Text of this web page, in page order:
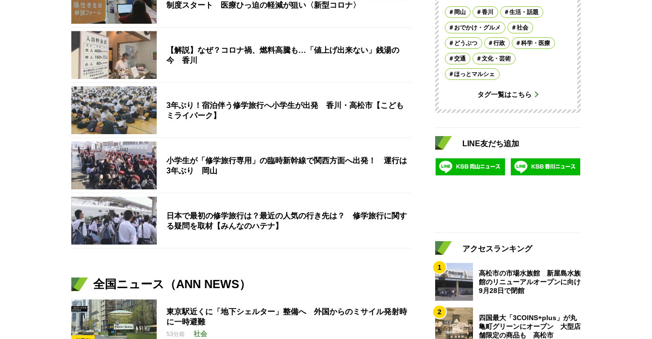
制度スタート 医療ひっ迫の軽減が狙い〈新型コロナ〉
【解説】なぜ？コロナ禍、燃料高騰も…「値上げ出来ない」銭湯の
今 香川
3年ぶり！宿泊伴う修学旅行へ小学生が出発 香川・高松市【こども
ミライパーク】
小学生が「修学旅行専用」の臨時新幹線で関西方面へ出発！ 運行は
3年ぶり 岡山
日本で最初の修学旅行は？最近の人気の行き先は？ 修学旅行に関す
る疑問を取材【みんなのハテナ】
全国ニュース（ANN NEWS）
東京駅近くに「地下シェルター」整備へ 外国からのミサイル発射時
に一時避難
53分前 社会
岡山 香川 生活・話題
おでかけ・グルメ 社会
どうぶつ 行政 科学・医療
交通 文化・芸術
ほっとマルシェ
タグ一覧はこちら
LINE友だち追加
アクセスランキング
1
高松市の市場水族館 新屋島水族
館のリニューアルオープンに向け
9月28日で閉館
2
四国最大「3COINS+plus」が丸
亀町グリーンにオープン 大型店
舗限定の商品も 高松市